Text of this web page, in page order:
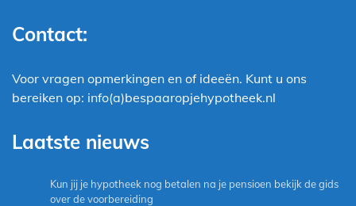
Contact:
Voor vragen opmerkingen en of ideeën. Kunt u ons
bereiken op: info(a)bespaaropjehypotheek.nl
Laatste nieuws
Kun jij je hypotheek nog betalen na je pensioen bekijk de gids
over de voorbereiding